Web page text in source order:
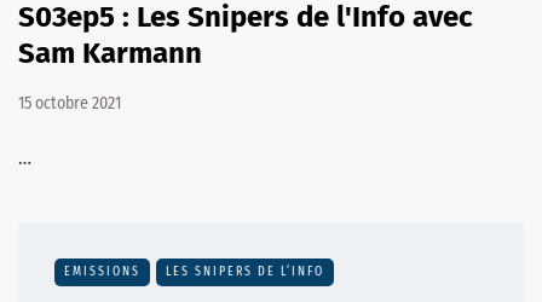
S03ep5 : Les Snipers de l'Info avec
Sam Karmann
15 octobre 2021
…
EMISSIONS LES SNIPERS DE L’INFO